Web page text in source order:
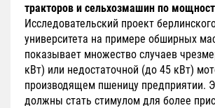
тракторов и сельхозмашин по
Исследовательский проект
университета на примере обширных
показывает множество случаев
кВт) или недостаточной (до 45 кВт)
производящем пшеницу предприятии.
должны стать стимулом для более